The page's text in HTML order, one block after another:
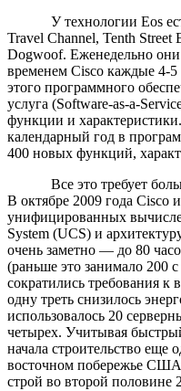
У технологии Eos есть
Travel Channel, Tenth Street
Dogwoof. Еженедельно
временем Cisco каждые 4-5
этого программного
услуга (Software-as-a-
функции и
календарный год в
400 новых функций,
Все это требует
В октябре 2009 года Cisco
унифицированных
System (UCS) и
очень заметно — до 80
(раньше это занимало 200
сократились требования
одну треть снизилось
использовалось 20
четырех. Учитывая
начала строительство еще
восточном побережье
строй во второй половине